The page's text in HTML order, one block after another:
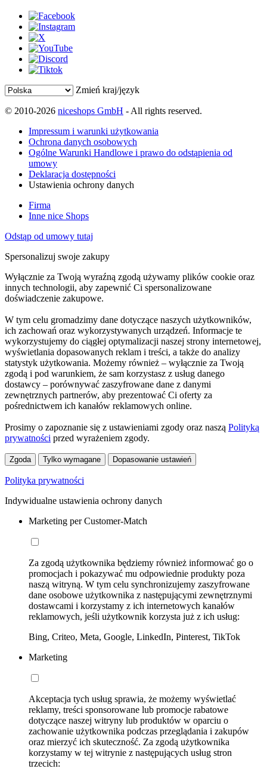
Zmień kraj/język
© 2010-2026 niceshops GmbH - All rights reserved.
Impressum i warunki użytkowania
Ochrona danych osobowych
Ogólne Warunki Handlowe i prawo do odstąpienia od
umowy
Deklaracja dostępności
Ustawienia ochrony danych
Firma
Inne nice Shops
Odstąp od umowy tutaj
Spersonalizuj swoje zakupy
Wyłącznie za Twoją wyraźną zgodą używamy plików cookie oraz
innych technologii, aby zapewnić Ci spersonalizowane
doświadczenie zakupowe.
W tym celu gromadzimy dane dotyczące naszych użytkowników,
ich zachowań oraz wykorzystywanych urządzeń. Informacje te
wykorzystujemy do ciągłej optymalizacji naszej strony internetowej,
wyświetlania dopasowanych reklam i treści, a także do analizy
statystyk użytkowania. Możemy również – wyłącznie za Twoją
zgodą i pod warunkiem, że sam korzystasz z usług danego
dostawcy – porównywać zaszyfrowane dane z danymi
zewnętrznych partnerów, aby prezentować Ci oferty za
pośrednictwem ich kanałów reklamowych online.
Prosimy o zapoznanie się z ustawieniami zgody oraz naszą Polityką
prywatności przed wyrażeniem zgody.
Zgoda Tylko wymagane Dopasowanie ustawień
Polityka prywatności
Indywidualne ustawienia ochrony danych
Marketing per Customer-Match
Za zgodą użytkownika będziemy również informować go o
promocjach i pokazywać mu odpowiednie produkty poza
naszą witryną. W tym celu synchronizujemy zaszyfrowane
dane osobowe użytkownika z następującymi zewnętrznymi
dostawcami i korzystamy z ich internetowych kanałów
reklamowych, jeśli użytkownik korzysta już z ich usług:
Bing, Criteo, Meta, Google, LinkedIn, Pinterest, TikTok
Marketing
Akceptacja tych usług sprawia, że możemy wyświetlać
reklamy, treści sponsorowane lub promocje rabatowe
dotyczące naszej witryny lub produktów w oparciu o
zachowanie użytkownika podczas przeglądania i zakupów
oraz mierzyć ich skuteczność. Za zgodą użytkownika
korzystamy w tej witrynie z następujących usług stron
trzecich: